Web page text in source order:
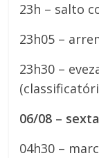
23h – salto
23h05 –
23h30 –
06/08 –
04h30 –